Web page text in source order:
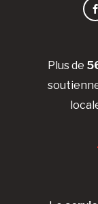
Plus de